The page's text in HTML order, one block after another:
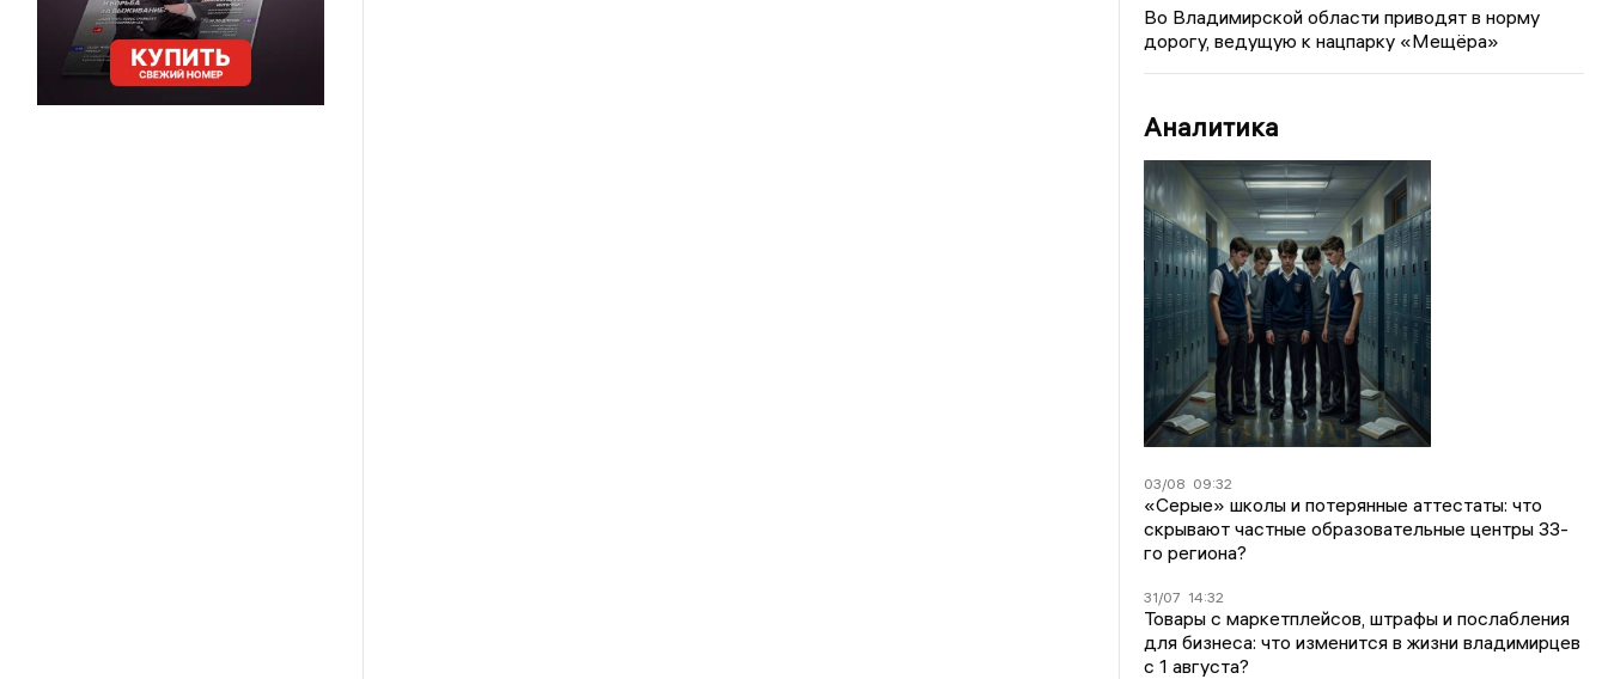
Во Владимирской области приводят в норму
дорогу, ведущую к нацпарку «Мещёра»
Аналитика
03/08 09:32
«Серые» школы и потерянные аттестаты: что
скрывают частные образовательные центры 33-
го региона?
31/07 14:32
Товары с маркетплейсов, штрафы и послабления
для бизнеса: что изменится в жизни владимирцев
с 1 августа?